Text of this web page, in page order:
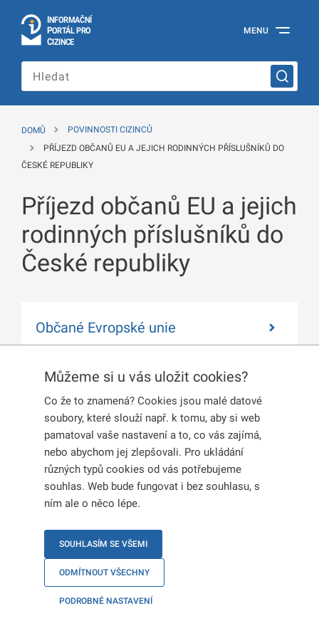
INFORMAČNÍ
PORTÁL PRO
CIZINCE
portál
cizince
Ministerstva
České
republiky
MENU
Můžeme si u vás uložit cookies?
Co že to znamená? Cookies jsou malé datové
soubory, které slouží např. k tomu, aby si web
pamatoval vaše nastavení a to, co vás zajímá,
nebo abychom jej zlepšovali. Pro ukládání
různých typů cookies od vás potřebujeme
souhlas. Web bude fungovat i bez souhlasu, s
ním ale o něco lépe.
SOUHLASÍM SE VŠEMI
ODMÍTNOUT VŠECHNY
PODROBNÉ NASTAVENÍ
DOMŮ
POVINNOSTI CIZINCŮ
PŘÍJEZD OBČANŮ EU A JEJICH RODINNÝCH PŘÍSLUŠNÍKŮ DO
ČESKÉ REPUBLIKY
Příjezd občanů EU a jejich
rodinných příslušníků do
České republiky
Občané Evropské unie
Rodinní příslušníci občanů
Evropské unie
Rodinní příslušníci
občanů Evropské unie
Státní hranice České republiky, které jsou
vnitřními hranicemi schengenského prostoru,
můžete překročit v zásadě v jakémkoliv místě.